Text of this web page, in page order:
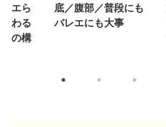
エら
わる
の構
底／腹部／普段にも
バレエにも大事